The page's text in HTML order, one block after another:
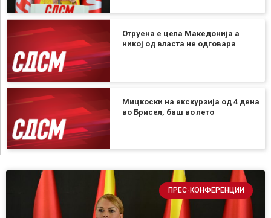
Отруена е цела Македонија а
никој од власта не одговара
Мицкоски на екскурзија од 4 дена
во Брисел, баш во лето
ПРЕС-КОНФЕРЕНЦИИ